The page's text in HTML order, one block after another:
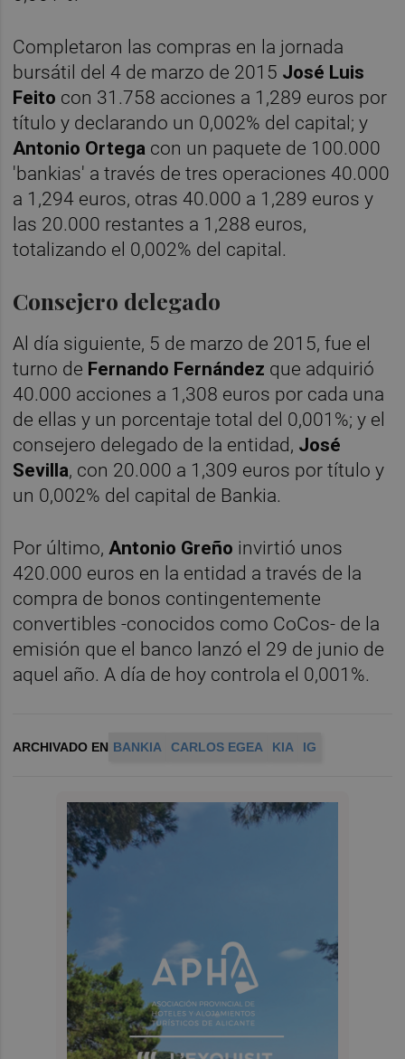
Completaron las compras en la jornada
bursátil del 4 de marzo de 2015 José Luis
Feito con 31.758 acciones a 1,289 euros por
título y declarando un 0,002% del capital; y
Antonio Ortega con un paquete de 100.000
'bankias' a través de tres operaciones 40.000
a 1,294 euros, otras 40.000 a 1,289 euros y
las 20.000 restantes a 1,288 euros,
totalizando el 0,002% del capital.
Consejero delegado
Al día siguiente, 5 de marzo de 2015, fue el
turno de Fernando Fernández que adquirió
40.000 acciones a 1,308 euros por cada una
de ellas y un porcentaje total del 0,001%; y el
consejero delegado de la entidad, José
Sevilla, con 20.000 a 1,309 euros por título y
un 0,002% del capital de Bankia.
Por último, Antonio Greño invirtió unos
420.000 euros en la entidad a través de la
compra de bonos contingentemente
convertibles -conocidos como CoCos- de la
emisión que el banco lanzó el 29 de junio de
aquel año. A día de hoy controla el 0,001%.
ARCHIVADO EN BANKIA CARLOS EGEA KIA IG